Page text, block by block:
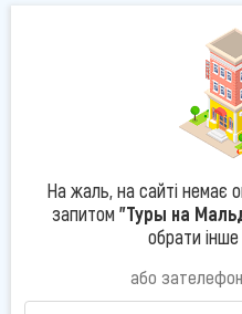
На жаль, на сайті немає
запитом "Туры на
обрати
або